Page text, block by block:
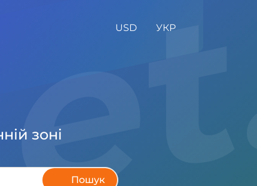
USD УКР
зоні
Пошук